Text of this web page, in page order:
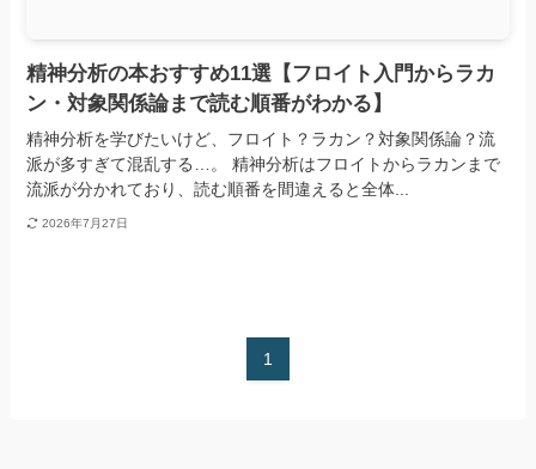
精神分析の本おすすめ11選【フロイト入門からラカ
ン・対象関係論まで読む順番がわかる】
精神分析を学びたいけど、フロイト？ラカン？対象関係論？流
派が多すぎて混乱する…。 精神分析はフロイトからラカンまで
流派が分かれており、読む順番を間違えると全体...
2026年7月27日
1